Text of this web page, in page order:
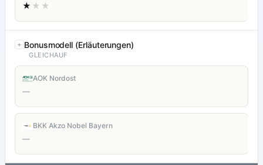
★ ★★
Bonusmodell (Erläuterungen)
GLEICHAUF
AOK Nordost
—
BKK Akzo Nobel Bayern
—